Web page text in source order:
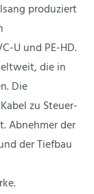
produziert
U und PE-HD.
die in
Die
zu Steuer-
Abnehmer der
der Tiefbau